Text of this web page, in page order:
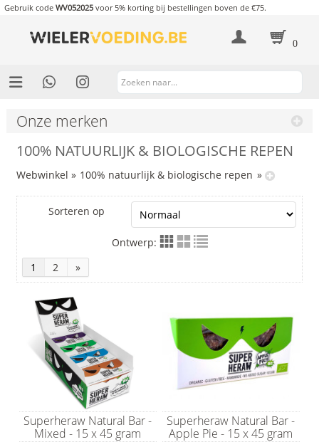
Gebruik code WV052025voor 5% korting bij bestellingen boven de €75.
0
Onze merken
100% NATUURLIJK & BIOLOGISCHE REPEN
Webwinkel » 100% natuurlijk & biologische repen »
Sorteren op
Ontwerp:
1
2 »
Superheraw Natural Bar -
Mixed - 15 x 45 gram
Superheraw Natural Bar -
Apple Pie - 15 x 45 gram